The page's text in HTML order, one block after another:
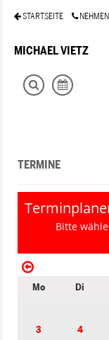
STARTSEITE
MICHAEL VIETZ
TERMINE
Bitte
Mo Di
3
4